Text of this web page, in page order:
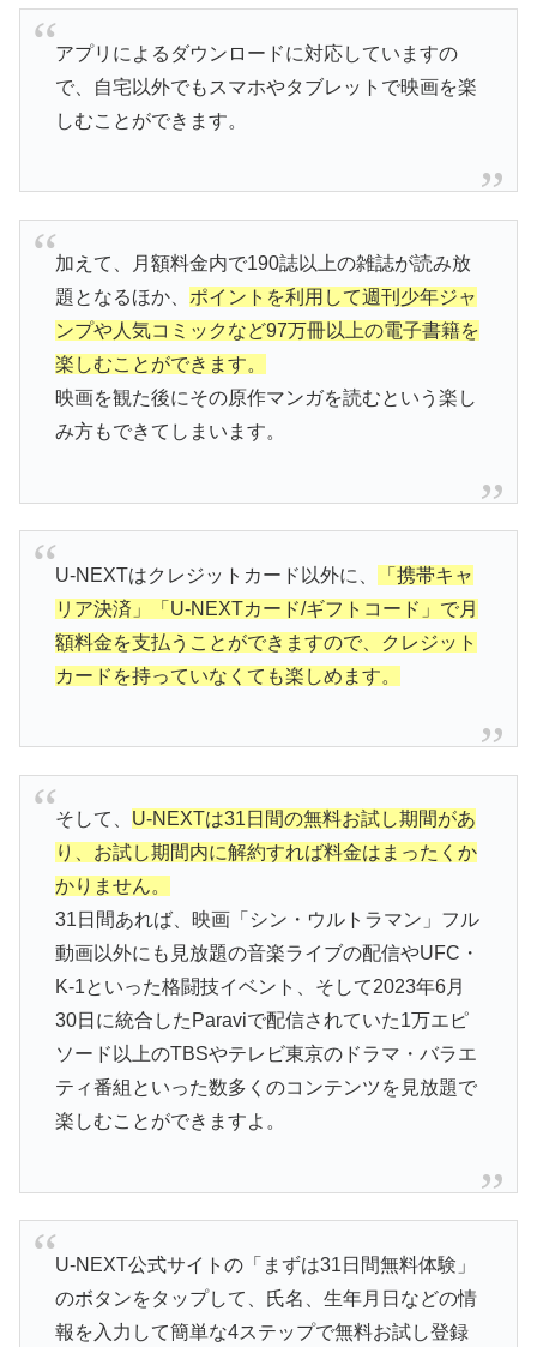
アプリによるダウンロードに対応していますの
で、自宅以外でもスマホやタブレットで映画を楽
しむことができます。
加えて、月額料金内で190誌以上の雑誌が読み放
題となるほか、 ポイントを利用して週刊少年ジャ
ンプや人気コミックなど97万冊以上の電子書籍を
楽しむことができます。
映画を観た後にその原作マンガを読むという楽し
み方もできてしまいます。
U-NEXTはクレジットカード以外に、
「携帯キャ
リア決済」「U-NEXTカード/ギフトコード」で月
額料金を支払うことができますので、クレジット
カードを持っていなくても楽しめます。
そして、 U-NEXTは31日間の無料お試し期間があ
り、お試し期間内に解約すれば料金はまったくか
かりません。
31日間あれば、映画「シン・ウルトラマン」フル
動画以外にも見放題の音楽ライブの配信やUFC・
K-1といった格闘技イベント、そして2023年6月
30日に統合したParaviで配信されていた1万エピ
ソード以上のTBSやテレビ東京のドラマ・バラエ
ティ番組といった数多くのコンテンツを見放題で
楽しむことができますよ。
U-NEXT公式サイトの「まずは31日間無料体験」
のボタンをタップして、氏名、生年月日などの情
報を入力して簡単な4ステップで無料お試し登録